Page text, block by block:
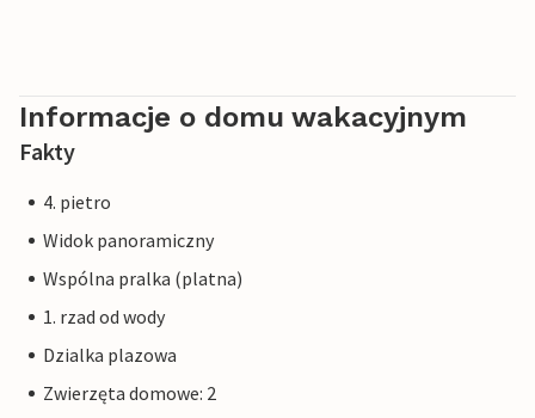
Informacje o domu wakacyjnym
Fakty
4. pietro
Widok panoramiczny
Wspólna pralka (platna)
1. rzad od wody
Dzialka plazowa
Zwierzęta domowe: 2